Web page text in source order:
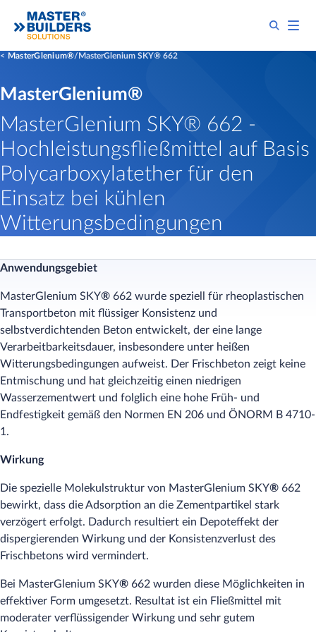
MasterGlenium® MasterGlenium SKY® 662
MasterGlenium®
MasterGlenium SKY® 662 -
Hochleistungsfließmittel auf Basis
Polycarboxylatether für den
Einsatz bei kühlen
Witterungsbedingungen
Anwendungsgebiet
MasterGlenium SKY® 662 wurde speziell für rheoplastischen
Transportbeton mit flüssiger Konsistenz und
selbstverdichtenden Beton entwickelt, der eine lange
Verarbeitbarkeitsdauer, insbesondere unter heißen
Witterungsbedingungen aufweist. Der Frischbeton zeigt keine
Entmischung und hat gleichzeitig einen niedrigen
Wasserzementwert und folglich eine hohe Früh- und
Endfestigkeit gemäß den Normen EN 206 und ÖNORM B 4710-
1.
Wirkung
Die spezielle Molekulstruktur von MasterGlenium SKY® 662
bewirkt, dass die Adsorption an die Zementpartikel stark
verzögert erfolgt. Dadurch resultiert ein Depoteffekt der
dispergierenden Wirkung und der Konsistenzverlust des
Frischbetons wird vermindert.
Bei MasterGlenium SKY® 662 wurden diese Möglichkeiten in
effektiver Form umgesetzt. Resultat ist ein Fließmittel mit
moderater verflüssigender Wirkung und sehr gutem